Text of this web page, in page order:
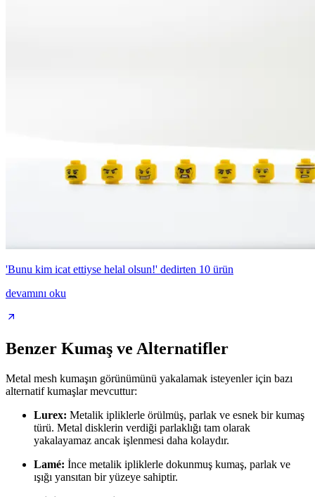
'Bunu kim icat ettiyse helal olsun!' dedirten 10 ürün
devamını oku
Benzer Kumaş ve Alternatifler
Metal mesh kumaşın görünümünü yakalamak isteyenler için bazı
alternatif kumaşlar mevcuttur:
Lurex: Metalik ipliklerle örülmüş, parlak ve esnek bir kumaş
türü. Metal disklerin verdiği parlaklığı tam olarak
yakalayamaz ancak işlenmesi daha kolaydır.
Lamé: İnce metalik ipliklerle dokunmuş kumaş, parlak ve
ışığı yansıtan bir yüzeye sahiptir.